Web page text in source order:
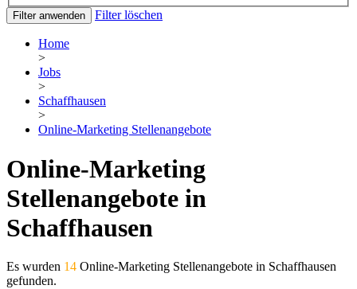
Filter anwenden Filter löschen
Home
>
Jobs
>
Schaffhausen
>
Online-Marketing Stellenangebote
Online-Marketing
Stellenangebote in
Schaffhausen
Es wurden 14 Online-Marketing Stellenangebote in Schaffhausen
gefunden.